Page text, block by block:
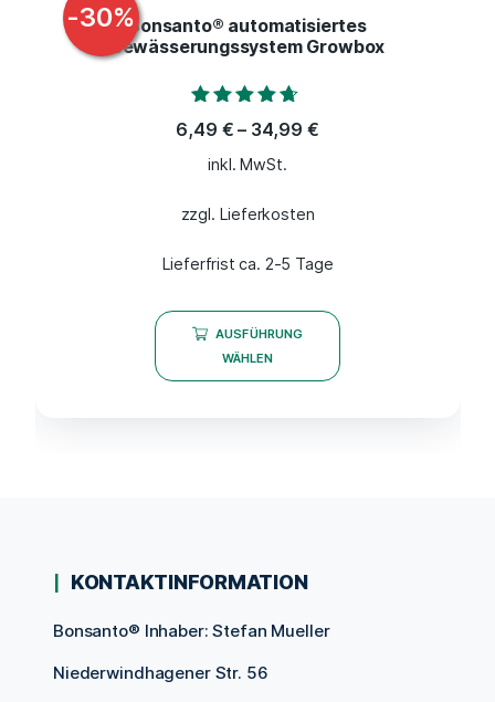
-30%Bonsanto® automatisiertes
Bewässerungssystem Growbox
Bewertet mit
4.50
von 5
6,49 € – 34,99 €
inkl. MwSt.
zzgl. Lieferkosten
Lieferfrist ca. 2-5 Tage
AUSFÜHRUNG
WÄHLEN
KONTAKTINFORMATION
Bonsanto® Inhaber: Stefan Mueller
Niederwindhagener Str. 56